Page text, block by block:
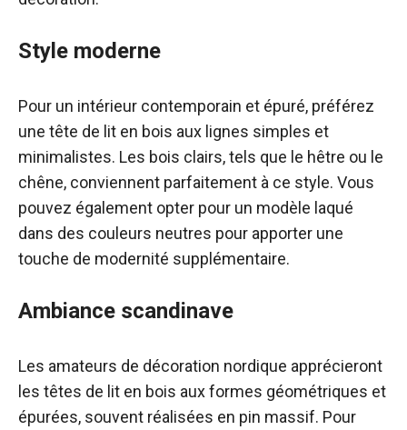
Style moderne
Pour un intérieur contemporain et épuré, préférez
une tête de lit en bois aux lignes simples et
minimalistes. Les bois clairs, tels que le hêtre ou le
chêne, conviennent parfaitement à ce style. Vous
pouvez également opter pour un modèle laqué
dans des couleurs neutres pour apporter une
touche de modernité supplémentaire.
Ambiance scandinave
Les amateurs de décoration nordique apprécieront
les têtes de lit en bois aux formes géométriques et
épurées, souvent réalisées en pin massif. Pour